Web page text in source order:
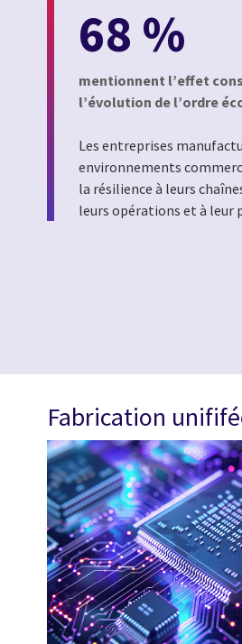
68 %
mentionnent l’effet
l’évolution de l’ordre
Les entreprises
environnements
la résilience à leurs
leurs opérations et à leur
Fabrication